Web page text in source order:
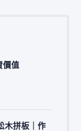
價值
木拼板｜作